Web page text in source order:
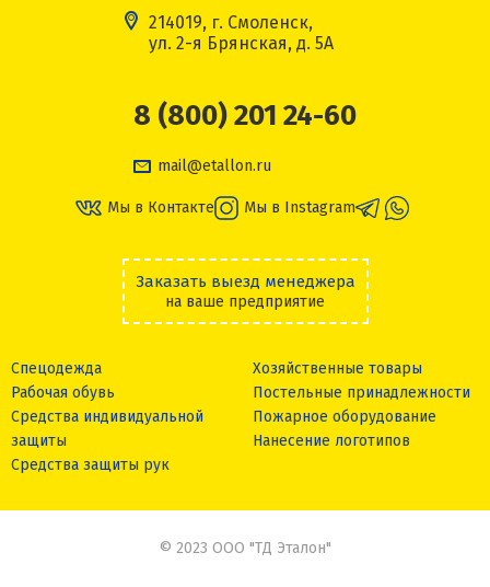
214019, г. Смоленск,
ул. 2-я Брянская, д. 5А
8 (800) 201 24-60
mail@etallon.ru
Мы в Контакте Мы в Instagram
Заказать выезд менеджера
на ваше предприятие
Спецодежда
Рабочая обувь
Средства индивидуальной
защиты
Средства защиты рук
Хозяйственные товары
Постельные принадлежности
Пожарное оборудование
Нанесение логотипов
© 2023 ООО "ТД Эталон"